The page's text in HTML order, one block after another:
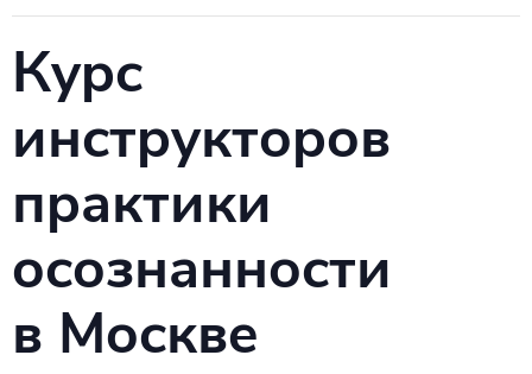
Курс
инструкторов
практики
осознанности
в Москве